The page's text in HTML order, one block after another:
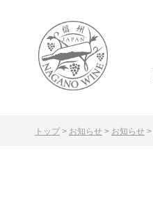
トップ > お知らせ > お知らせ >